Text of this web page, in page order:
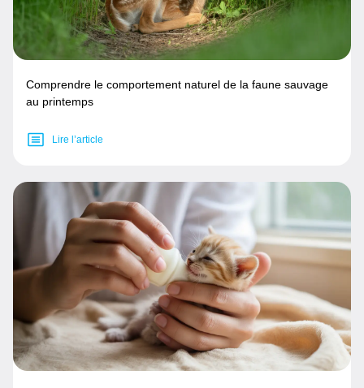
Comprendre le comportement naturel de la faune sauvage
au printemps
Lire l’article